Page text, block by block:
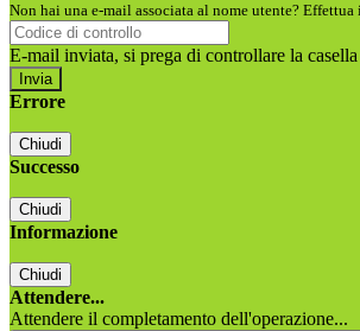
Non hai una e-mail associata al nome utente?
E-mail inviata, si prega di controllare la
Errore
Chiudi
Successo
Chiudi
Informazione
Chiudi
Attendere...
Attendere il completamento dell'operazione...